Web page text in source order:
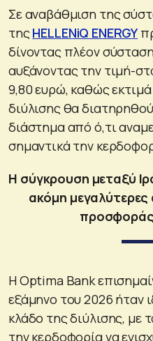
Σε αναβάθμιση της
τηςHELLENiQ ENERGY
δίνοντας πλέον
αυξάνοντας την τιμή-
9,80 ευρώ, καθώς εκτιμά
διύλισης θα
διάστημα από ό,τι
σημαντικά την
Η σύγκρουση μεταξύ
ακόμη
Η Optima Bank
εξάμηνο του 2026 ήταν
κλάδο της διύλισης, με
την κερδοφορία να